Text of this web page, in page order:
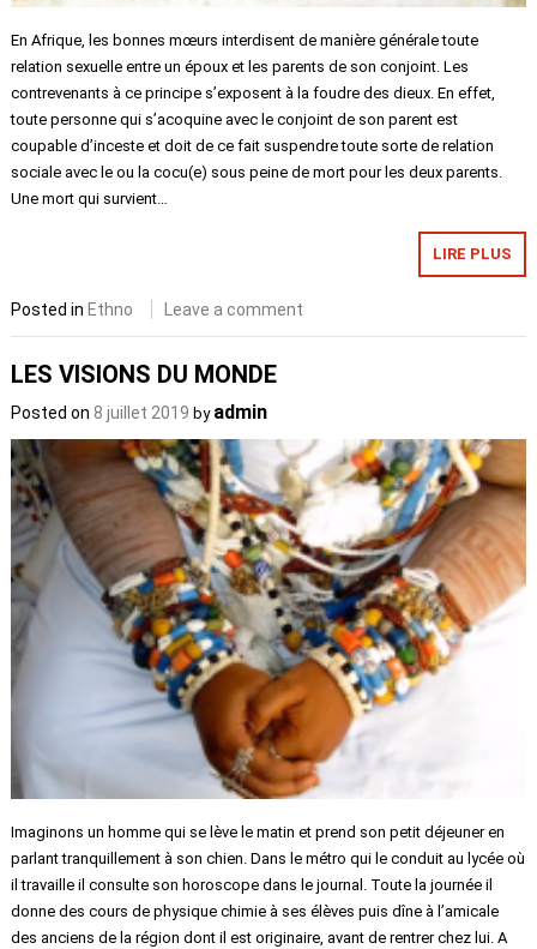
En Afrique, les bonnes mœurs interdisent de manière générale toute
relation sexuelle entre un époux et les parents de son conjoint. Les
contrevenants à ce principe s’exposent à la foudre des dieux. En effet,
toute personne qui s’acoquine avec le conjoint de son parent est
coupable d’inceste et doit de ce fait suspendre toute sorte de relation
sociale avec le ou la cocu(e) sous peine de mort pour les deux parents.
Une mort qui survient…
LIRE PLUS
Posted in Ethno Leave a comment
LES VISIONS DU MONDE
Posted on 8 juillet 2019 by admin
Imaginons un homme qui se lève le matin et prend son petit déjeuner en
parlant tranquillement à son chien. Dans le métro qui le conduit au lycée où
il travaille il consulte son horoscope dans le journal. Toute la journée il
donne des cours de physique chimie à ses élèves puis dîne à l’amicale
des anciens de la région dont il est originaire, avant de rentrer chez lui. A